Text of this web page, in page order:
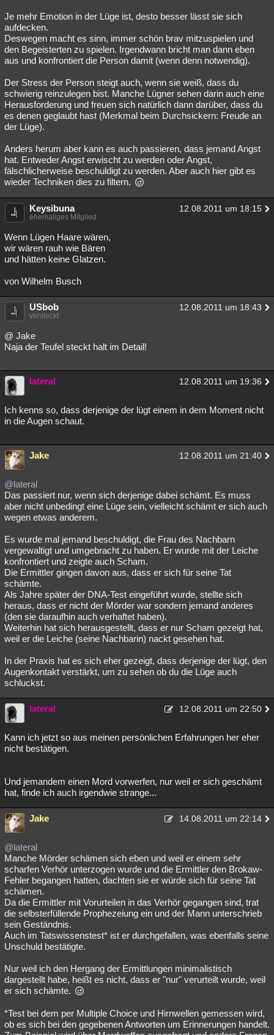
Je mehr Emotion in der Lüge ist, desto besser lässt sie sich
aufdecken.
Deswegen macht es sinn, immer schön brav mitzuspielen und
den Begeisterten zu spielen. Irgendwann bricht man dann eben
aus und konfrontiert die Person damit (wenn denn notwendig).
Der Stress der Person steigt auch, wenn sie weiß, dass du
schwierig reinzulegen bist. Manche Lügner sehen darin auch eine
Herausforderung und freuen sich natürlich dann darüber, dass du
es denen geglaubt hast (Merkmal beim Durchsickern: Freude an
der Lüge).
Anders herum aber kann es auch passieren, dass jemand Angst
hat. Entweder Angst erwischt zu werden oder Angst,
fälschlicherweise beschuldigt zu werden. Aber auch hier gibt es
wieder Techniken dies zu filtern.
Keysibuna 12.08.2011 um 18:15
ehemaliges Mitglied
Wenn Lügen Haare wären,
wir wären rauh wie Bären
und hätten keine Glatzen.
von Wilhelm Busch
USbob 12.08.2011 um 18:43
versteckt
@ Jake
Naja der Teufel steckt halt im Detail!
lateral 12.08.2011 um 19:36
Ich kenns so, dass derjenige der lügt einem in dem Moment nicht
in die Augen schaut.
Jake 12.08.2011 um 21:40
@lateral
Das passiert nur, wenn sich derjenige dabei schämt. Es muss
aber nicht unbedingt eine Lüge sein, vielleicht schämt er sich auch
wegen etwas anderem.
Es wurde mal jemand beschuldigt, die Frau des Nachbarn
vergewaltigt und umgebracht zu haben. Er wurde mit der Leiche
konfrontiert und zeigte auch Scham.
Die Ermittler gingen davon aus, dass er sich für seine Tat
schämte.
Als Jahre später der DNA-Test eingeführt wurde, stellte sich
heraus, dass er nicht der Mörder war sondern jemand anderes
(den sie daraufhin auch verhaftet haben).
Weiterhin hat sich herausgestellt, dass er nur Scham gezeigt hat,
weil er die Leiche (seine Nachbarin) nackt gesehen hat.
In der Praxis hat es sich eher gezeigt, dass derjenige der lügt, den
Augenkontakt verstärkt, um zu sehen ob du die Lüge auch
schluckst.
lateral 12.08.2011 um 22:50
Kann ich jetzt so aus meinen persönlichen Erfahrungen her eher
nicht bestätigen.
Und jemandem einen Mord vorwerfen, nur weil er sich geschämt
hat, finde ich auch irgendwie strange...
Jake 14.08.2011 um 22:14
@lateral
Manche Mörder schämen sich eben und weil er einem sehr
scharfen Verhör unterzogen wurde und die Ermittler den Brokaw-
Fehler begangen hatten, dachten sie er würde sich für seine Tat
schämen.
Da die Ermittler mit Vorurteilen in das Verhör gegangen sind, trat
die selbsterfüllende Prophezeiung ein und der Mann unterschrieb
sein Geständnis.
Auch im Tatswissenstest* ist er durchgefallen, was ebenfalls seine
Unschuld bestätigte.
Nur weil ich den Hergang der Ermittlungen minimalistisch
dargestellt habe, heißt es nicht, dass er "nur" verurteilt wurde, weil
er sich schämte.
*Test bei dem per Multiple Choice und Hirnwellen gemessen wird,
ob es sich bei den gegebenen Antworten um Erinnerungen handelt.